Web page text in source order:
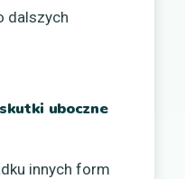
dalszych
uboczne
innych form